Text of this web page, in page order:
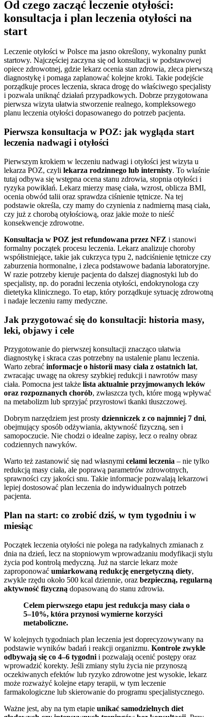
Od czego zacząć leczenie otyłości:
konsultacja i plan leczenia otyłości na
start
Leczenie otyłości w Polsce ma jasno określony, wykonalny punkt
startowy. Najczęściej zaczyna się od konsultacji w podstawowej
opiece zdrowotnej, gdzie lekarz ocenia stan zdrowia, zleca pierwszą
diagnostykę i pomaga zaplanować kolejne kroki. Takie podejście
porządkuje proces leczenia, skraca drogę do właściwego specjalisty
i pozwala uniknąć działań przypadkowych. Dobrze przygotowana
pierwsza wizyta ułatwia stworzenie realnego, kompleksowego
planu leczenia otyłości dopasowanego do potrzeb pacjenta.
Pierwsza konsultacja w POZ: jak wygląda start
leczenia nadwagi i otyłości
Pierwszym krokiem w leczeniu nadwagi i otyłości jest wizyta u
lekarza POZ, czyli lekarza rodzinnego lub internisty. To właśnie
tutaj odbywa się wstępna ocena stanu zdrowia, stopnia otyłości i
ryzyka powikłań. Lekarz mierzy masę ciała, wzrost, oblicza BMI,
ocenia obwód talii oraz sprawdza ciśnienie tętnicze. Na tej
podstawie określa, czy mamy do czynienia z nadmierną masą ciała,
czy już z chorobą otyłościową, oraz jakie może to nieść
konsekwencje zdrowotne.
Konsultacja w POZ jest refundowana przez NFZ i stanowi
formalny początek procesu leczenia. Lekarz analizuje choroby
współistniejące, takie jak cukrzyca typu 2, nadciśnienie tętnicze czy
zaburzenia hormonalne, i zleca podstawowe badania laboratoryjne.
W razie potrzeby kieruje pacjenta do dalszej diagnostyki lub do
specjalisty, np. do poradni leczenia otyłości, endokrynologa czy
dietetyka klinicznego. To etap, który porządkuje sytuację zdrowotną
i nadaje leczeniu ramy medyczne.
Jak przygotować się do konsultacji: historia masy,
leki, objawy i cele
Przygotowanie do pierwszej konsultacji znacząco ułatwia
diagnostykę i skraca czas potrzebny na ustalenie planu leczenia.
Warto zebrać informacje o historii masy ciała z ostatnich lat,
zwracając uwagę na okresy szybkiej redukcji i nawrotów masy
ciała. Pomocna jest także lista aktualnie przyjmowanych leków
oraz rozpoznanych chorób, zwłaszcza tych, które mogą wpływać
na metabolizm lub sprzyjać przyrostowi tkanki tłuszczowej.
Dobrym narzędziem jest prosty dzienniczek z co najmniej 7 dni,
obejmujący sposób odżywiania, aktywność fizyczną, sen i
samopoczucie. Nie chodzi o idealne zapisy, lecz o realny obraz
codziennych nawyków.
Warto też zastanowić się nad własnymi celami leczenia – nie tylko
redukcją masy ciała, ale poprawą parametrów zdrowotnych,
sprawności czy jakości snu. Takie informacje pozwalają lekarzowi
lepiej dostosować plan leczenia do indywidualnych potrzeb
pacjenta.
Plan na start: co zrobić dziś, w tym tygodniu i w
miesiąc
Początek leczenia otyłości nie polega na radykalnych zmianach z
dnia na dzień, lecz na stopniowym wprowadzaniu modyfikacji stylu
życia pod kontrolą medyczną. Już na starcie lekarz może
zaproponować umiarkowaną redukcję energetyczną diety,
zwykle rzędu około 500 kcal dziennie, oraz bezpieczną, regularną
aktywność fizyczną dopasowaną do stanu zdrowia.
Celem pierwszego etapu jest redukcja masy ciała o
5–10%, która przynosi wymierne korzyści
metaboliczne.
W kolejnych tygodniach plan leczenia jest doprecyzowywany na
podstawie wyników badań i reakcji organizmu. Kontrole zwykle
odbywają się co 4–6 tygodni i pozwalają ocenić postępy oraz
wprowadzić korekty. Jeśli zmiany stylu życia nie przynoszą
oczekiwanych efektów lub ryzyko zdrowotne jest wysokie, lekarz
może rozważyć kolejne etapy terapii, w tym leczenie
farmakologiczne lub skierowanie do programu specjalistycznego.
Ważne jest, aby na tym etapie unikać samodzielnych diet